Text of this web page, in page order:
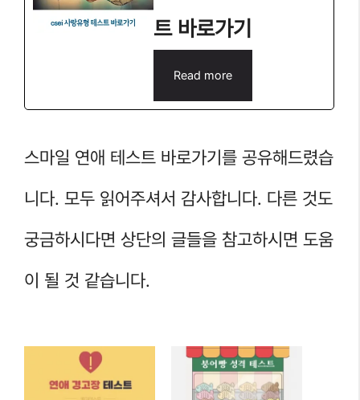
트 바로가기
Read more
스마일 연애 테스트 바로가기를 공유해드렸습
니다. 모두 읽어주셔서 감사합니다. 다른 것도
궁금하시다면 상단의 글들을 참고하시면 도움
이 될 것 같습니다.